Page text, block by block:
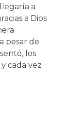
a
a Dios
pesar de
los
cada vez